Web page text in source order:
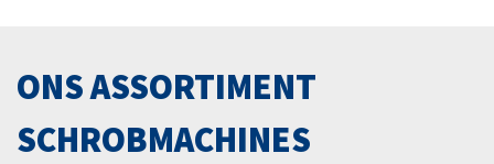
ONS ASSORTIMENT
SCHROBMACHINES